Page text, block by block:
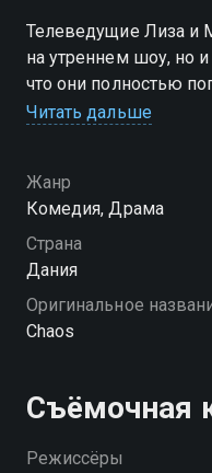
Телеведущие Лиза и
на утреннем шоу, но
что они полностью
Поэтому когда на их
Посмотреть онлайн 1
можете совершенно
качестве на
Читать дальше
Жанр
Комедия, Драма
Страна
Дания
Оригинальное
Chaos
Съёмочная
Режиссёры